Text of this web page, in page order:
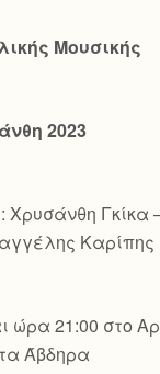
Μουσικής
2023
Γκίκα
Καρίπης
ώρα 21:00 στο
Άβδηρα